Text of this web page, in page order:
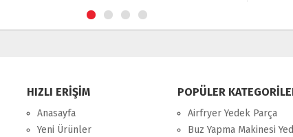
HIZLI ERİŞİM
Anasayfa
Yeni Ürünler
POPÜLER
Airfryer Yedek Parça
Buz Yapma Makinesi